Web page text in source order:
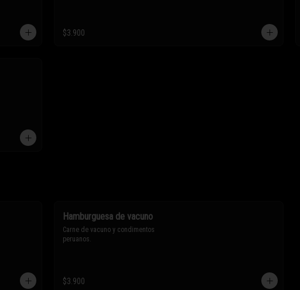
$3.900
Hamburguesa de vacuno
Carne de vacuno y condimentos
peruanos.
$3.900